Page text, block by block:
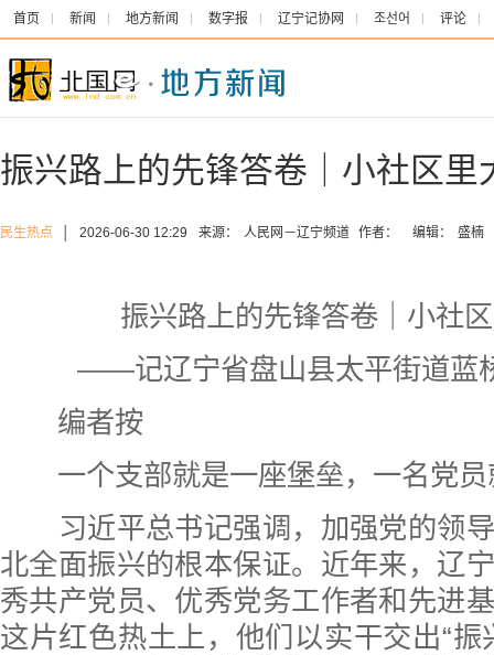
首页 新闻 地方新闻 数字报 辽宁记协网 조선어 评论
振兴路上的先锋答卷｜小社区里
民生热点 2026-06-30 12:29 来源： 人民网－辽宁频道 作者： 编辑： 盛楠
振兴路上的先锋答卷｜小社
——记辽宁省盘山县太平街道蓝
编者按
一个支部就是一座堡垒，一名党员
习近平总书记强调，加强党的领导
北全面振兴的根本保证。近年来，辽
秀共产党员、优秀党务工作者和先进
这片红色热土上，他们以实干交出“振